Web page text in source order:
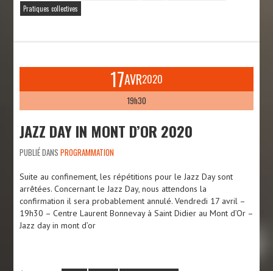
Pratiques collectives
17AVR2020
19h30
JAZZ DAY IN MONT D’OR 2020
PUBLIÉ DANSPROGRAMMATION
Suite au confinement, les répétitions pour le Jazz Day sont
arrêtées. Concernant le Jazz Day, nous attendons la
confirmation il sera probablement annulé. Vendredi 17 avril –
19h30 – Centre Laurent Bonnevay à Saint Didier au Mont d’Or –
Jazz day in mont d’or